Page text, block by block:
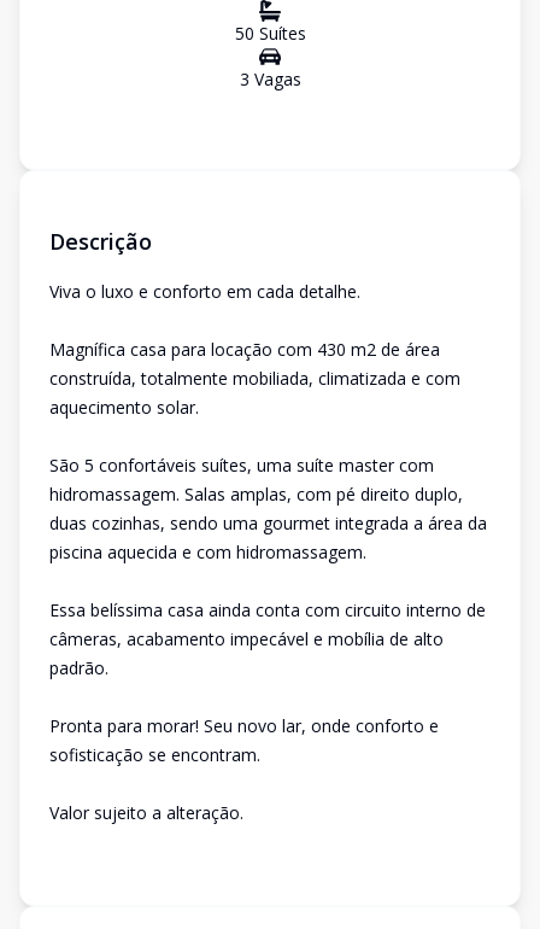
50 Suítes
3 Vagas
Descrição
Viva o luxo e conforto em cada detalhe.
Magnífica casa para locação com 430 m2 de área
construída, totalmente mobiliada, climatizada e com
aquecimento solar.
São 5 confortáveis suítes, uma suíte master com
hidromassagem. Salas amplas, com pé direito duplo,
duas cozinhas, sendo uma gourmet integrada a área da
piscina aquecida e com hidromassagem.
Essa belíssima casa ainda conta com circuito interno de
câmeras, acabamento impecável e mobília de alto
padrão.
Pronta para morar! Seu novo lar, onde conforto e
sofisticação se encontram.
Valor sujeito a alteração.